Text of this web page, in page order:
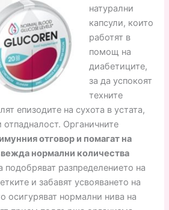
натурални
капсули, които
работят в
помощ на
диабетиците,
за да успокоят
техните
епизодите на сухота в устата,
Органичните
отговор и помагат на
нормални количества
подобряват разпределението на
и забавят усвояването на
осигуряват нормални нива на